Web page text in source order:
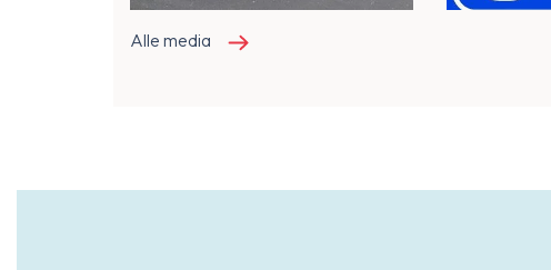
Alle media